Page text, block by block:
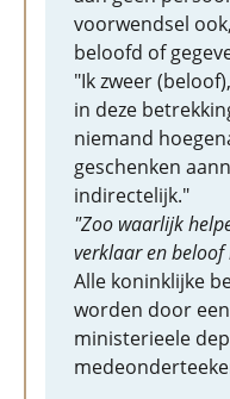
voorwendsel
beloofd of
"Ik zweer
in deze
niemand
geschenken
indirectelijk."
"Zoo waarlijk
verklaar en beloof
Alle koninklijke
worden door
ministerieele